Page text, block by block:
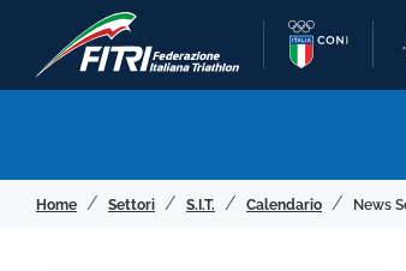
Home Settori S.I.T. Calendario News